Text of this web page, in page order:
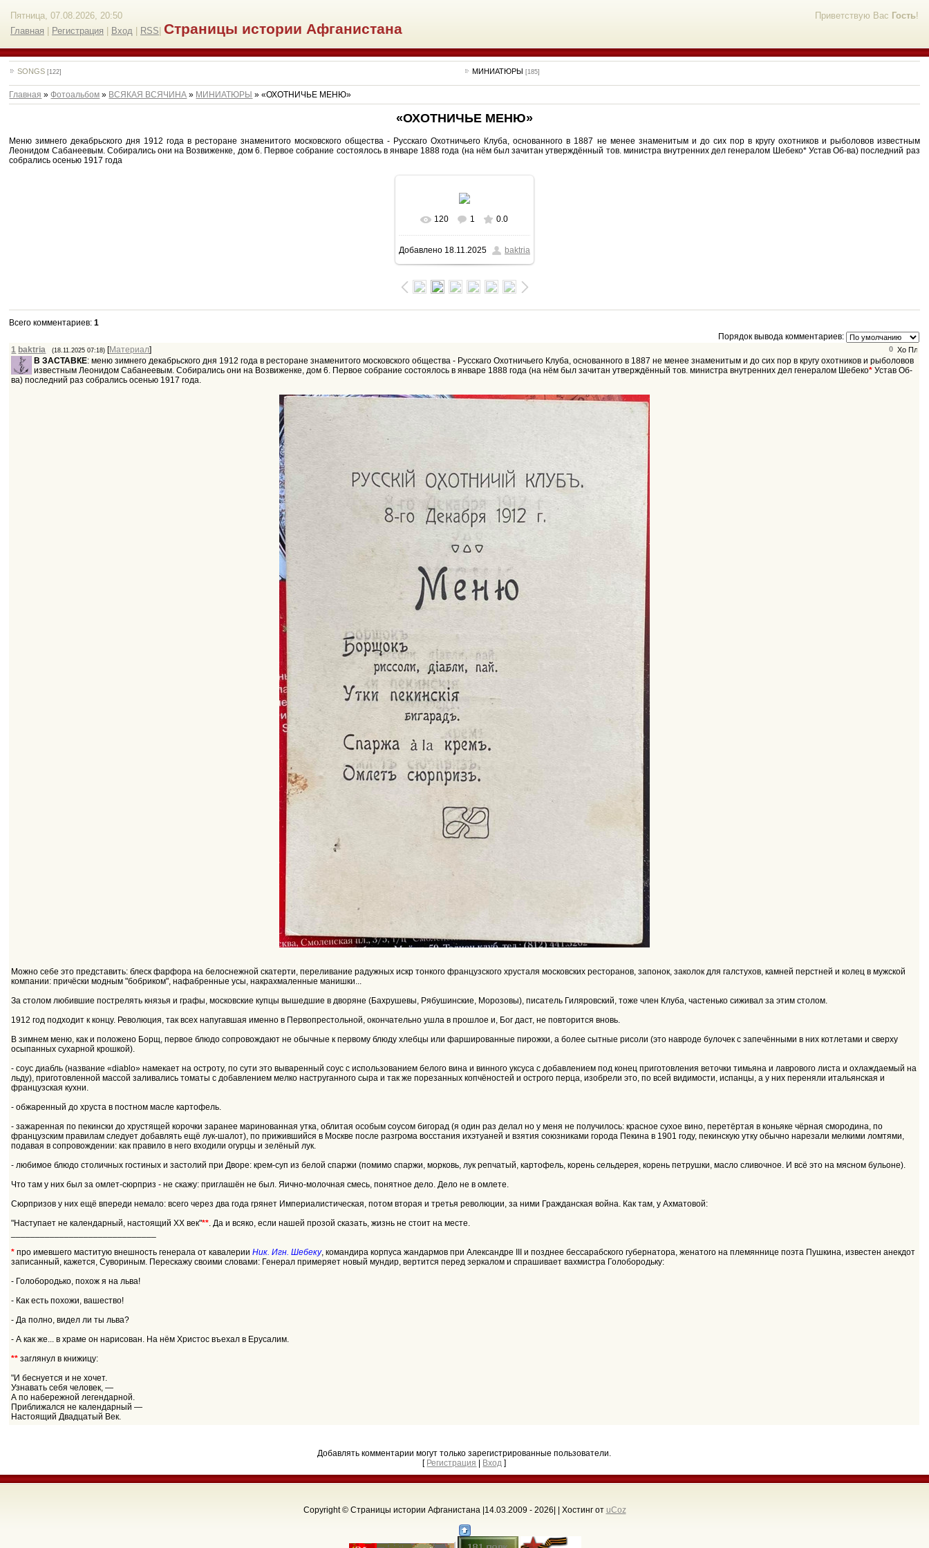
Приветствую Вас Гость!
Пятница, 07.08.2026, 20:50
Главная
Регистрация Вход RSS Страницы истории Афганистана
SONGS [122] МИНИАТЮРЫ [185]
Главная »Фотоальбом » ВСЯКАЯ ВСЯЧИНА » МИНИАТЮРЫ » «ОХОТНИЧЬЕ МЕНЮ»
«ОХОТНИЧЬЕ МЕНЮ»
Меню зимнего декабрьского дня 1912 года в ресторане знаменитого московского общества - Русскаго Охотничьего Клуба, основанного в 1887 не менее знаменитым и до сих пор в кругу охотников и рыболовов известным
Леонидом Сабанеевым. Собирались они на Возвиженке, дом 6. Первое собрание состоялось в январе 1888 года (на нём был зачитан утверждённый тов. министра внутренних дел генералом Шебеко* Устав Об-ва) последний раз
собрались осенью 1917 года
В реальном размере
963x1438/ 247.7Kb
120 1 0.0
Добавлено18.11.2025 baktria
Всего комментариев:1
Порядок вывода комментариев:
0
1 baktria (18.11.2025 07:18) [Материал]
В ЗАСТАВКЕ: меню зимнего декабрьского дня 1912 года в ресторане знаменитого московского общества - Русскаго Охотничьего Клуба, основанного в 1887 не менее знаменитым и до сих пор в кругу охотников и рыболовов
известным Леонидом Сабанеевым. Собирались они на Возвиженке, дом 6. Первое собрание состоялось в январе 1888 года (на нём был зачитан утверждённый тов. министра внутренних дел генералом Шебеко* Устав Об-
ва) последний раз собрались осенью 1917 года.
Можно себе это представить: блеск фарфора на белоснежной скатерти, переливание радужных искр тонкого французского хрусталя московских ресторанов, запонок, заколок для галстухов, камней перстней и колец в мужской
компании: причёски модным "бобриком", нафабренные усы, накрахмаленные манишки...
За столом любившие пострелять князья и графы, московские купцы вышедшие в дворяне (Бахрушевы, Рябушинские, Морозовы), писатель Гиляровский, тоже член Клуба, частенько сиживал за этим столом.
1912 год подходит к концу. Революция, так всех напугавшая именно в Первопрестольной, окончательно ушла в прошлое и, Бог даст, не повторится вновь.
В зимнем меню, как и положено Борщ, первое блюдо сопровождают не обычные к первому блюду хлебцы или фаршированные пирожки, а более сытные рисоли (это навроде булочек с запечёнными в них котлетами и сверху
осыпанных сухарной крошкой).
- соус диабль (название «diablo» намекает на остроту, по сути это вываренный соус с использованием белого вина и винного уксуса с добавлением под конец приготовления веточки тимьяна и лаврового листа и охлаждаемый на
льду), приготовленной массой заливались томаты с добавлением мелко наструганного сыра и так же порезанных копчёностей и острого перца, изобрели это, по всей видимости, испанцы, а у них переняли итальянская и
французская кухни.
- обжаренный до хруста в постном масле картофель.
- зажаренная по пекински до хрустящей корочки заранее маринованная утка, облитая особым соусом бигорад (я один раз делал но у меня не получилось: красное сухое вино, перетёртая в коньяке чёрная смородина, по
французским правилам следует добавлять ещё лук-шалот), по прижившийся в Москве после разгрома восстания ихэтуаней и взятия союзниками города Пекина в 1901 году, пекинскую утку обычно нарезали мелкими ломтями,
подавая в сопровождении: как правило в него входили огурцы и зелёный лук.
- любимое блюдо столичных гостиных и застолий при Дворе: крем-суп из белой спаржи (помимо спаржи, морковь, лук репчатый, картофель, корень сельдерея, корень петрушки, масло сливочное. И всё это на мясном бульоне).
Что там у них был за омлет-сюрприз - не скажу: приглашён не был. Яично-молочная смесь, понятное дело. Дело не в омлете.
Сюрпризов у них ещё впереди немало: всего через два года грянет Империалистическая, потом вторая и третья революции, за ними Гражданская война. Как там, у Ахматовой:
"Наступает не календарный, настоящий ХХ век"**. Да и всяко, если нашей прозой сказать, жизнь не стоит на месте.
* про имевшего маститую внешность генерала от кавалерииНик. Игн. Шебеку, командира корпуса жандармов при Александре III и позднее бессарабского губернатора, женатого на племяннице поэта Пушкина, известен анекдот
записанный, кажется, Сувориным. Перескажу своими словами: Генерал примеряет новый мундир, вертится перед зеркалом и спрашивает вахмистра Голобородьку:
- Голобородько, похож я на льва!
- Как есть похожи, вашество!
- Да полно, видел ли ты льва?
- А как же... в храме он нарисован. На нём Христос въехал в Ерусалим.
** заглянул в книжицу:
"И беснуется и не хочет.
Узнавать себя человек, —
А по набережной легендарной.
Приближался не календарный —
Настоящий Двадцатый Век.
Добавлять комментарии могут только зарегистрированные пользователи.
[ Регистрация Вход ]
Copyright © Страницы истории Афганистана |14.03.2009 - 2026 Хостинг от uCoz